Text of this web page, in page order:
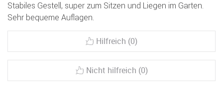
Stabiles Gestell, super zum Sitzen und Liegen im Garten.
Sehr bequeme Auflagen.
Hilfreich (0)
Nicht hilfreich (0)